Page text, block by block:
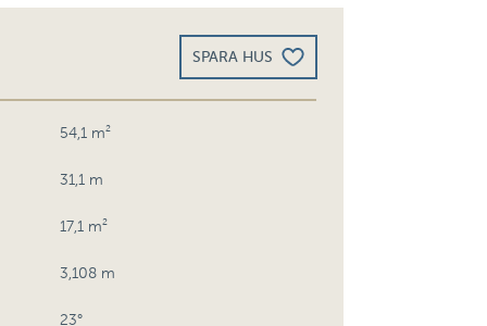
SPARA HUS
54,1 m²
31,1 m
17,1 m²
3,108 m
23°